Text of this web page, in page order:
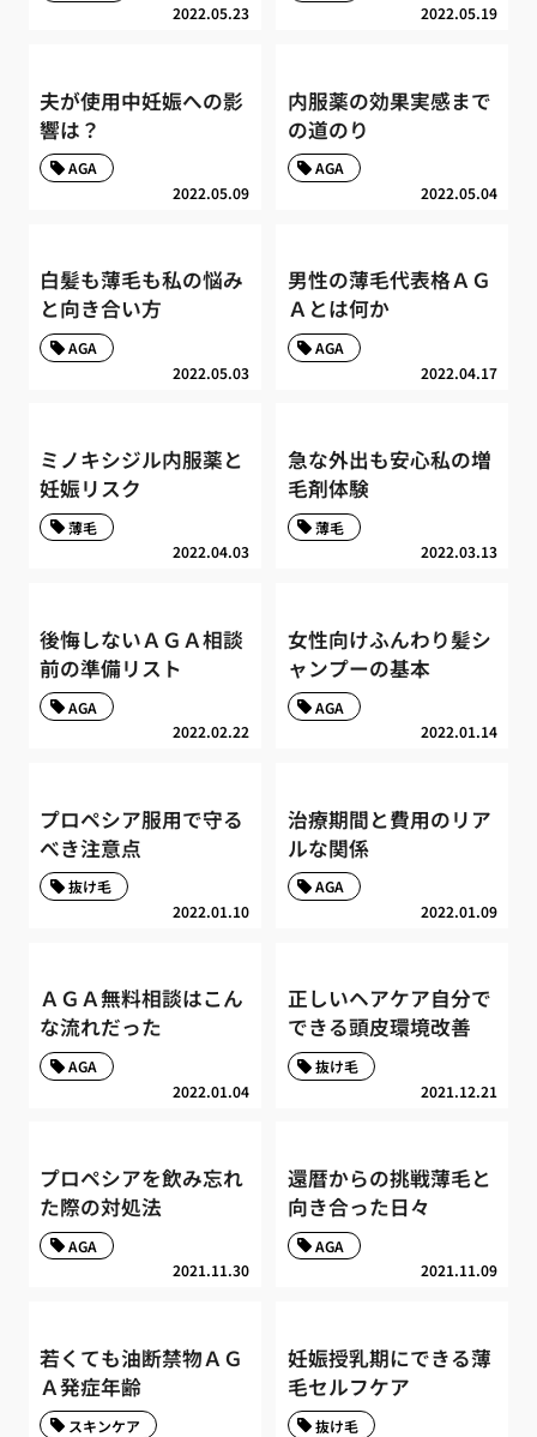
2022.05.23 2022.05.19
夫が使用中妊娠への影
響は？
2022.05.09
AGA
内服薬の効果実感まで
の道のり
2022.05.04
AGA
白髪も薄毛も私の悩み
と向き合い方
2022.05.03
AGA
男性の薄毛代表格ＡＧ
Ａとは何か
2022.04.17
AGA
ミノキシジル内服薬と
妊娠リスク
2022.04.03
薄毛
急な外出も安心私の増
毛剤体験
2022.03.13
薄毛
後悔しないＡＧＡ相談
前の準備リスト
2022.02.22
AGA
女性向けふんわり髪シ
ャンプーの基本
2022.01.14
AGA
プロペシア服用で守る
べき注意点
2022.01.10
抜け毛
治療期間と費用のリア
ルな関係
2022.01.09
AGA
ＡＧＡ無料相談はこん
な流れだった
2022.01.04
AGA
正しいヘアケア自分で
できる頭皮環境改善
2021.12.21
抜け毛
プロペシアを飲み忘れ
た際の対処法
2021.11.30
AGA
還暦からの挑戦薄毛と
向き合った日々
2021.11.09
AGA
若くても油断禁物ＡＧ
Ａ発症年齢
スキンケア
妊娠授乳期にできる薄
毛セルフケア
抜け毛